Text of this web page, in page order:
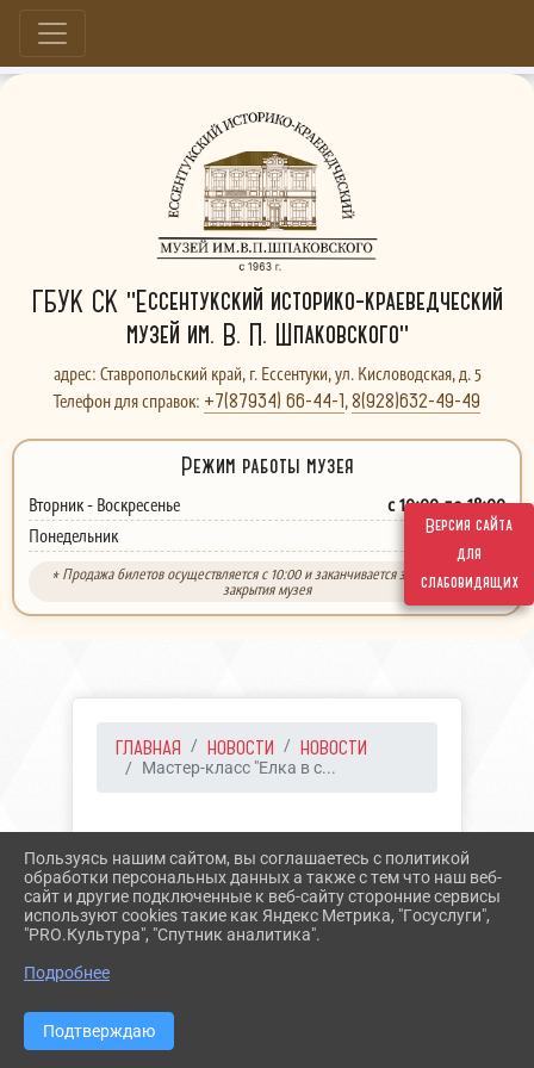
Версия сайта
для
слабовидящих
Больше, чем музей...
ГБУК СК "Ессентукский историко-краеведческий
музей им. В. П. Шпаковского"
адрес: Ставропольский край, г. Ессентуки, ул. Кисловодская, д. 5
Телефон для справок: +7(87934) 66-44-1,8(928)632-49-49
Режим работы музея
Вторник - Воскресенье с 10:00 до 18:00
Понедельник выходной
* Продажа билетов осуществляется с 10:00 и заканчивается за 30 минут до
закрытия музея
ГЛАВНАЯ НОВОСТИ НОВОСТИ
Мастер-класс "Елка в с...
МАСТЕР-КЛАСС "ЕЛКА В
СТИЛЕ ГЖЕЛЬ"
Пользуясь нашим сайтом, вы соглашаетесь с политикой
обработки персональных данных а также с тем что наш веб-
сайт и другие подключенные к веб-сайту сторонние сервисы
используют cookies такие как Яндекс Метрика, "Госуслуги",
"PRO.Культура", "Спутник аналитика".
Подробнее
Подтверждаю